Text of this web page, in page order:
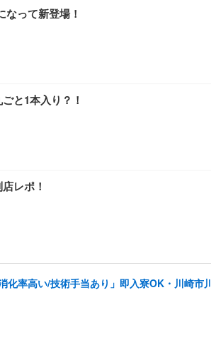
って新登場！
と1本入り？！
レポ！
化率高い/技術手当あり」即入寮OK・川崎市